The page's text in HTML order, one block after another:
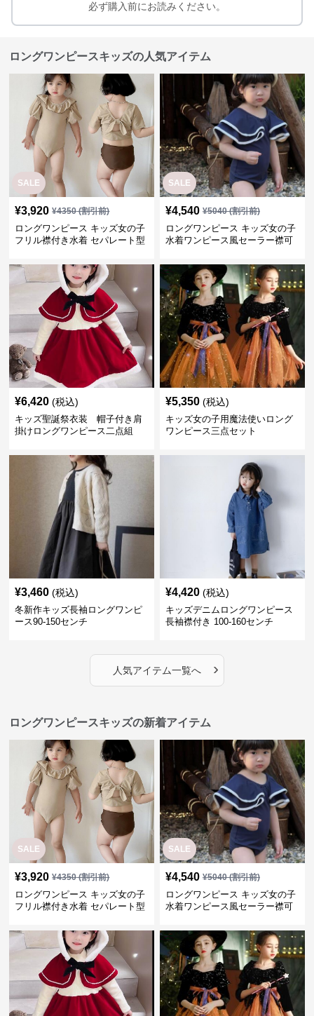
必ず購入前にお読みください。
ロングワンピースキッズの人気アイテム
SALE
¥3,920 ¥4350(割引前)
ロングワンピース キッズ女の子
フリル襟付き水着 セパレート型
SALE
¥4,540 ¥5040(割引前)
ロングワンピース キッズ女の子
水着ワンピース風セーラー襟可
¥6,420 (税込)
キッズ聖誕祭衣装 帽子付き肩
掛けロングワンピース二点組
¥5,350 (税込)
キッズ女の子用魔法使いロング
ワンピース三点セット
¥3,460 (税込)
冬新作キッズ長袖ロングワンピ
ース90-150センチ
¥4,420 (税込)
キッズデニムロングワンピース
長袖襟付き 100-160センチ
人気アイテム一覧へ ›
ロングワンピースキッズの新着アイテム
SALE
¥3,920 ¥4350(割引前)
ロングワンピース キッズ女の子
フリル襟付き水着 セパレート型
SALE
¥4,540 ¥5040(割引前)
ロングワンピース キッズ女の子
水着ワンピース風セーラー襟可